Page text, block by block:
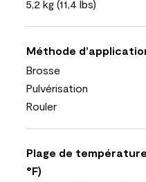
5,2 kg (11,4 lbs)
Méthode
Brosse
Pulvérisation
Rouler
Plage de
°F)